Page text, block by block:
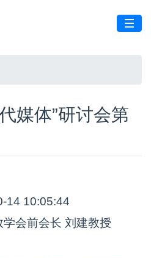
媒体”研讨会第
14 10:05:44
会前会长 刘建教授